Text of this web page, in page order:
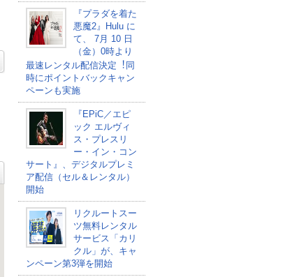
『プラダを着た
悪魔2』Hulu に
て、 7⽉ 10 ⽇
（金）0時より
最速レンタル配信決定︕同
時にポイントバックキャン
ペーンも実施
『EPiC／エピ
ック エルヴィ
ス・プレスリ
ー・イン・コン
サート』、デジタルプレミ
ア配信（セル＆レンタル）
開始
リクルートスー
ツ無料レンタル
サービス「カリ
クル」が、キャ
ンペーン第3弾を開始